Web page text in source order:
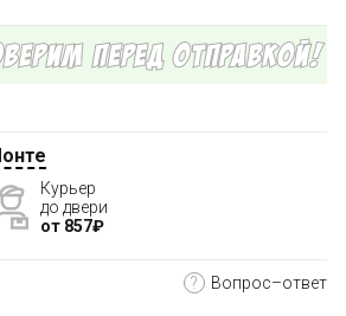
Курьер
до двери
от 857₽
? Вопрос–ответ